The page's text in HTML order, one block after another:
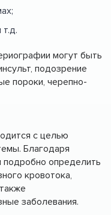
могут быть
подозрение
пороки, черепно-
с целью
Благодаря
определить
кровотока,
заболевания.